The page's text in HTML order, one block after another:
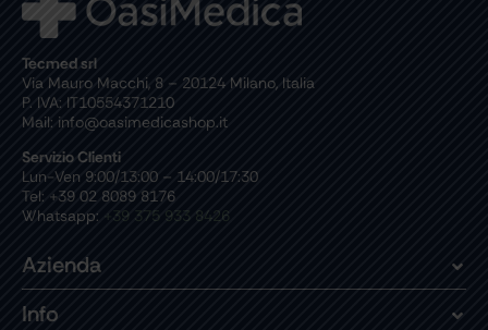
Tecmed srl
Via Mauro Macchi, 8 – 20124 Milano, Italia
P. IVA: IT10554371210
Mail: info@oasimedicashop.it
Servizio Clienti
Lun-Ven 9:00/13:00 – 14:00/17:30
Tel: +39 02 8089 8176
Whatsapp: +39 375 933 8426
Azienda
Info